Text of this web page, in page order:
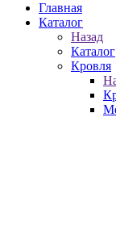
Главная
Каталог
Назад
Каталог
Кровля